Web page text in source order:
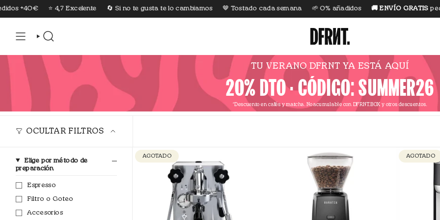
al
+40€ ⭐️ 4,7 Excelente 🔄 Si no te gusta te lo cambiamos 🤎 Tostado cada semana 🌱 0% añadidos 🚚 ENVÍO GRATIS
BÚSQUEDA
TU VERANO DFRNT YA ESTÁ AQUÍ
20% DTO · CÓDIGO: SUMMER26
*Descuento en cafés y matcha. No acumulable con DFRNT.BOX y otros descuentos.
OCULTAR FILTROS
Elige por método de
preparación
Espresso
Filtro o Goteo
Accesorios
AGOTADO AGOTADO